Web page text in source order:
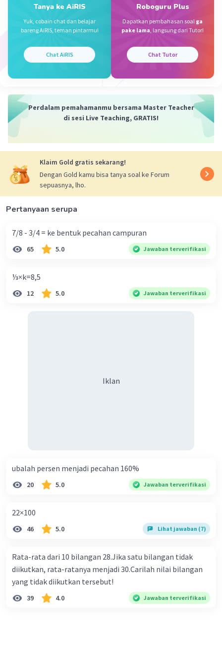
= ½ x 22/7 x 7 x 7
= (½ x 𝞹 x AB) + (2 x AB)
= (½ x 22/7 x 14) + (2 x 14)
Beri Rating·0.0( 0) Balas
Humayraa H
21 November 2023 10:11
Luasnya 77cm
Kelilingnya 50cm
Beri Rating
Tanya ke AiRIS
Yuk, cobain chat dan belajar
bareng AiRIS, teman pintarmu!
Chat AiRIS
Roboguru Plus
Dapatkan pembahasan soal ga
pake lama, langsung dari Tutor!
Chat Tutor
Perdalam pemahamanmu bersama Master Teacher
di sesi Live Teaching, GRATIS!
Klaim Gold gratis sekarang!
Dengan Gold kamu bisa tanya soal ke Forum
sepuasnya, lho.
Pertanyaan serupa
7/8 - 3/4 = ke bentuk pecahan campuran
65 5.0 Jawaban terverifikasi
⅓×k=8,5
12 5.0 Jawaban terverifikasi
Iklan
ubalah persen menjadi pecahan 160%
20 5.0 Jawaban terverifikasi
22×100
46 5.0 Lihat jawaban (7)
Rata-rata dari 10 bilangan 28.Jika satu bilangan tidak
diikutkan, rata-ratanya menjadi 30.Carilah nilai bilangan
yang tidak diikutkan tersebut!
39 4.0 Jawaban terverifikasi